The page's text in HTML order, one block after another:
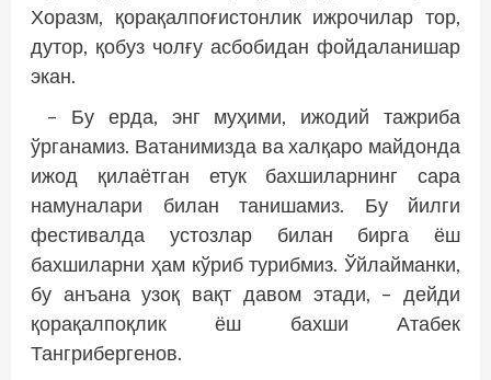
Хоразм, қорақалпоғистонлик ижрочилар тор,
дутор, қобуз чолғу асбобидан фойдаланишар
экан.
– Бу ерда, энг муҳими, ижодий таж­риба
ўрганамиз. Ватанимизда ва халқаро майдонда
ижод қилаётган етук бахшиларнинг сара
намуналари билан танишамиз. Бу йилги
фестивалда устозлар билан бирга ёш
бахшиларни ҳам кўриб турибмиз. Ўйлайманки,
бу анъана узоқ вақт давом этади, – дейди
қорақалпоқлик ёш бахши Атабек
Тангрибергенов.